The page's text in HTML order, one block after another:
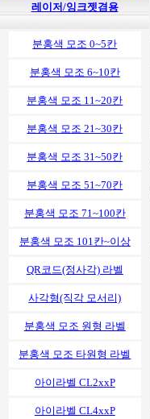
레이저/잉크젯겸용
분홍색 모조 0~5칸
분홍색 모조 6~10칸
분홍색 모조 11~20칸
분홍색 모조 21~30칸
분홍색 모조 31~50칸
분홍색 모조 51~70칸
분홍색 모조 71~100칸
분홍색 모조 101칸~이상
QR코드(정사각) 라벨
사각형(직각 모서리)
분홍색 모조 원형 라벨
분홍색 모조 타원형 라벨
아이라벨 CL2xxP
아이라벨 CL4xxP